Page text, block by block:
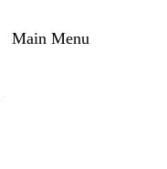
Main Menu